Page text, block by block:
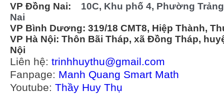
VP Đồng Nai: 10C, Khu phố 4, Phường
Nai
VP Bình Dương: 319/18 CMT8, Hiệp Thành,
VP Hà Nội: Thôn Bãi Tháp, xã Đồng Tháp,
Nội
Liên hệ: trinhhuythu@gmail.com
Fanpage: Manh Quang Smart Math
Youtube: Thầy Huy Thụ